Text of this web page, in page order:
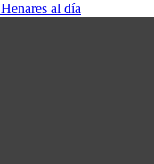
Henares al día